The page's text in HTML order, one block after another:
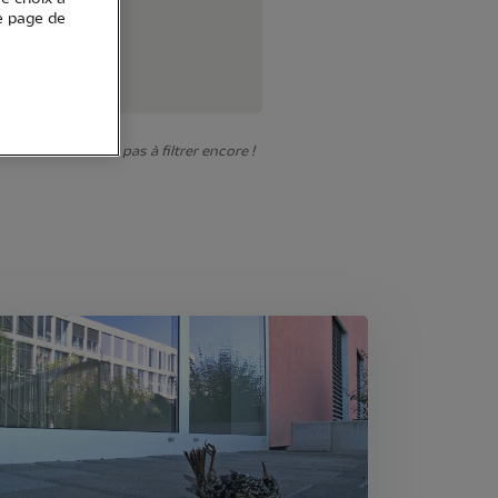
N'hésitez pas à filtrer encore !
page de